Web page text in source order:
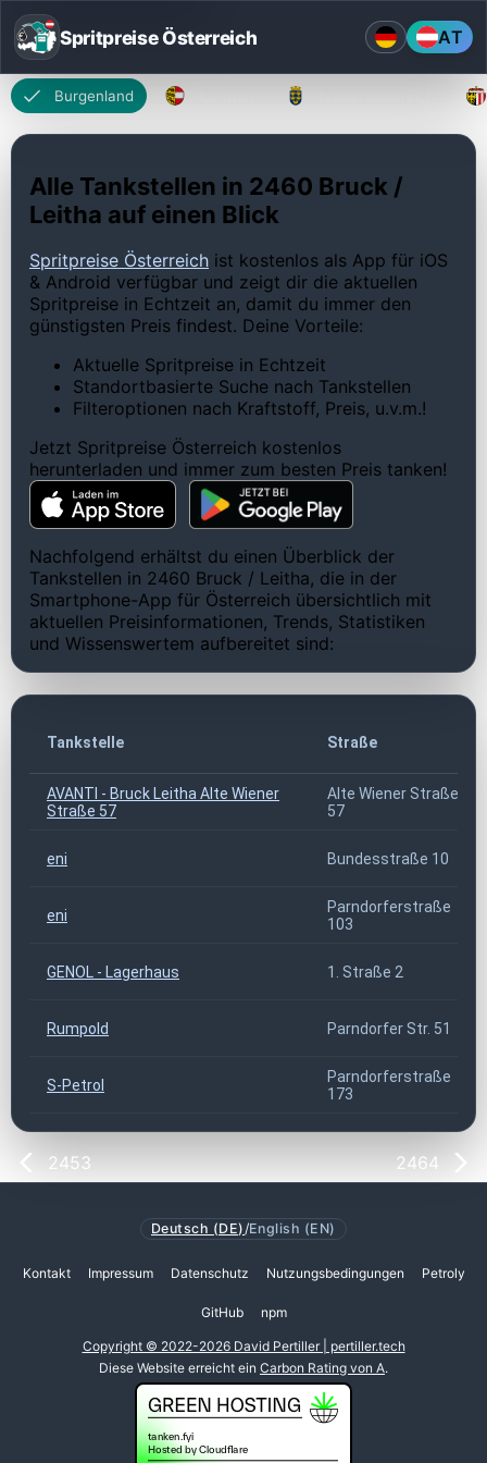
Spritpreise Österreich AT
Burgenland
Alle Tankstellen in 2460 Bruck /
Leitha auf einen Blick
Spritpreise Österreich ist kostenlos als App für iOS
& Android verfügbar und zeigt dir die aktuellen
Spritpreise in Echtzeit an, damit du immer den
günstigsten Preis findest. Deine Vorteile:
Aktuelle Spritpreise in Echtzeit
Standortbasierte Suche nach Tankstellen
Filteroptionen nach Kraftstoff, Preis, u.v.m.!
Jetzt Spritpreise Österreich kostenlos
herunterladen und immer zum besten Preis tanken!
Nachfolgend erhältst du einen Überblick der
Tankstellen in 2460 Bruck / Leitha, die in der
Smartphone-App für Österreich übersichtlich mit
aktuellen Preisinformationen, Trends, Statistiken
und Wissenswertem aufbereitet sind:
Tankstelle Straße
AVANTI - Bruck Leitha Alte Wiener
Straße 57
Alte Wiener Straße
57
eni Bundesstraße 10
eni
Parndorferstraße
103
GENOL - Lagerhaus 1. Straße 2
Rumpold Parndorfer Str. 51
S-Petrol
Parndorferstraße
173
2453 2464
Deutsch (DE) /English (EN)
Kontakt Impressum Datenschutz Nutzungsbedingungen Petroly
GitHub npm
Copyright © 2022-2026 David Pertiller | pertiller.tech
Diese Website erreicht ein Carbon Rating von A.